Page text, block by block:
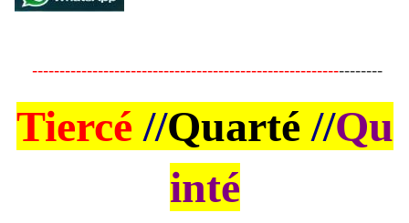
----------------------------------------------------------------
Tiercé //Quarté //Qu
inté